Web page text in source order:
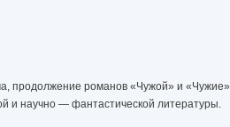
продолжение романов «Чужой» и «Чужие»
и научно — фантастической литературы.